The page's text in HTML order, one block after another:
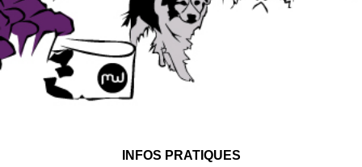
INFOS PRATIQUES